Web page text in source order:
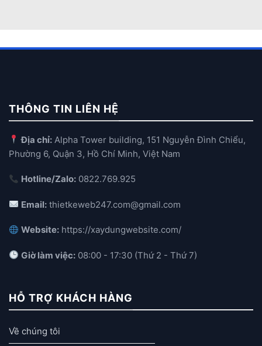
THÔNG TIN LIÊN HỆ
Địa chỉ: Alpha Tower building, 151 Nguyễn Đình Chiểu,
Phường 6, Quận 3, Hồ Chí Minh, Việt Nam
Hotline/Zalo: 0822.769.925
Email: thietkeweb247.com@gmail.com
Website: https://xaydungwebsite.com/
Giờ làm việc: 08:00 - 17:30 (Thứ 2 - Thứ 7)
HỖ TRỢ KHÁCH HÀNG
Về chúng tôi